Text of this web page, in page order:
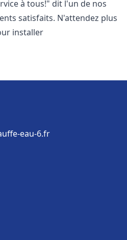
à tous!" dit l'un de nos
satisfaits. N'attendez plus
installer
eau-6.fr